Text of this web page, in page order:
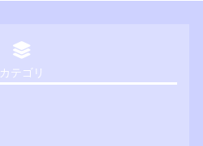
カテゴリ